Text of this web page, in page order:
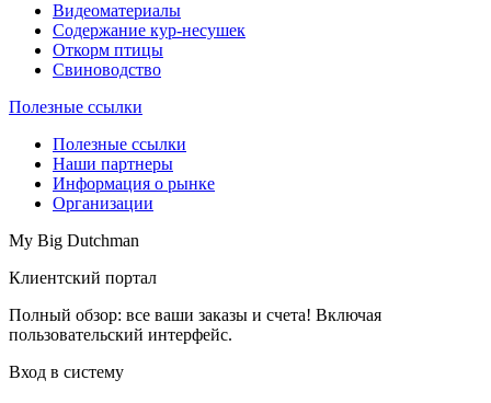
Видеоматериалы
Содержание кур-несушек
Откорм птицы
Свиноводство
Полезные ссылки
Полезные ссылки
Наши партнеры
Информация о рынке
Организации
My Big Dutchman
Клиентский портал
Полный обзор: все ваши заказы и счета! Включая
пользовательский интерфейс.
Вход в систему